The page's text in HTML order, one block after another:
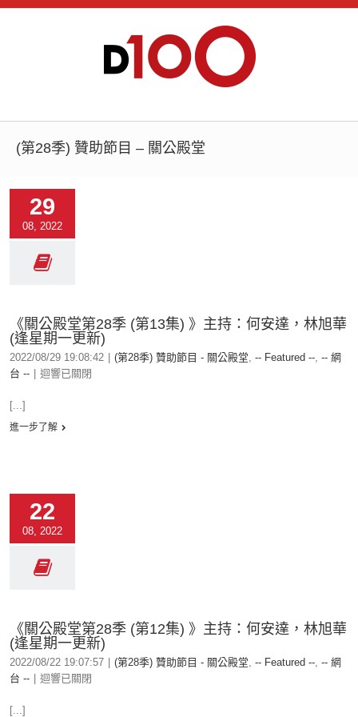
(第28季) 贊助節目 – 關公殿堂
29
08, 2022
《關公殿堂第28季 (第13集) 》主持：何安達，林旭華
(逢星期一更新)
2022/08/29 19:08:42 (第28季) 贊助節目 - 關公殿堂, -- Featured --, -- 網
台 --
迴響已關閉
[...]
進一步了解
22
08, 2022
《關公殿堂第28季 (第12集) 》主持：何安達，林旭華
(逢星期一更新)
2022/08/22 19:07:57 (第28季) 贊助節目 - 關公殿堂, -- Featured --, -- 網
台 --
迴響已關閉
[...]